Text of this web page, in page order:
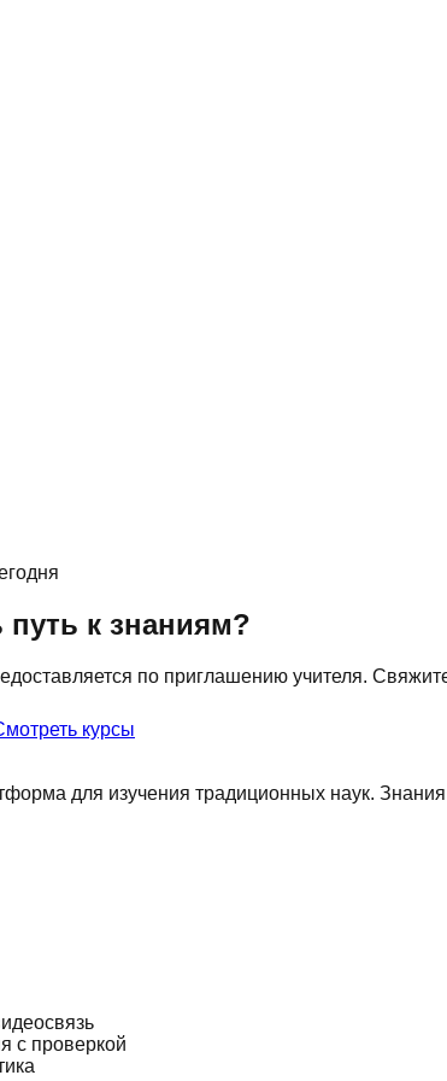
путь к знаниям?
по приглашению учителя.
курсы
для изучения традиционных наук.
с проверкой